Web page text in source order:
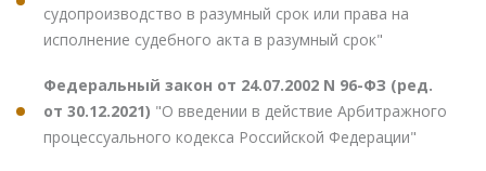
судопроизводство в разумный срок или права на
исполнение судебного акта в разумный срок"
Федеральный закон от 24.07.2002 N 96-ФЗ (ред.
от 30.12.2021) "О введении в действие Арбитражного
процессуального кодекса Российской Федерации"